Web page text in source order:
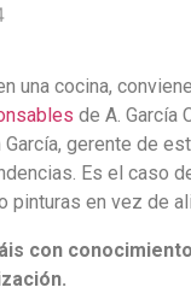
una cocina,
de A. García
gerente de
Es el caso
pinturas en vez de
con
.